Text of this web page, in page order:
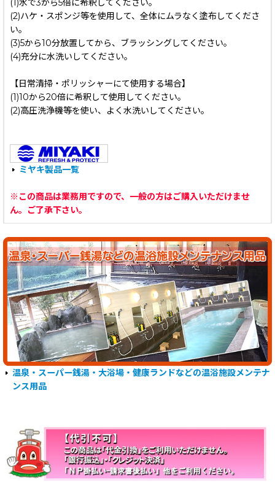
(1)水で3から5倍に希釈してください。
(2)ハケ・スポンジ等を使用して、全体にムラなく塗布してくださ
い。
(3)5から10分放置してから、ブラッシングしてください。
(4)充分に水洗いしてください。
【日常清掃・ポリッシャーにて使用する場合】
(1)10から20倍に希釈して使用してください。
(2)高圧洗浄機等を使い、よく水洗いしてください。
ミヤキ製品一覧
※この商品は業務用ですので、一般の方はご購入いただけませ
ん。ご了承下さい。
温泉・スーパー銭湯・大浴場・健康ランドなどの温浴施設メンテナ
ンス用品